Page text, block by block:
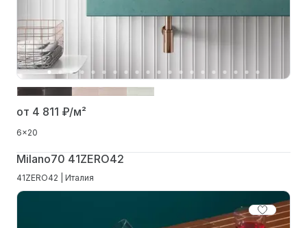
от 4 811 ₽/м²
6x20
Milano70 41ZERO42
41ZERO42 | Италия